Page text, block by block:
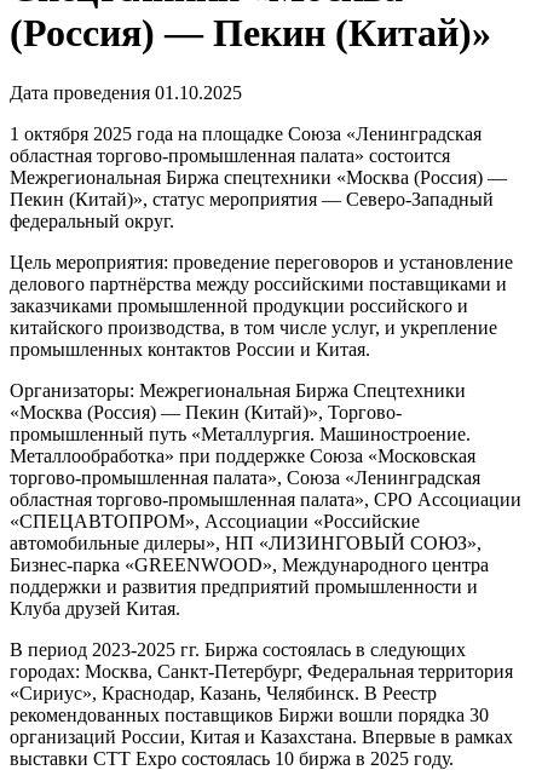
(Россия) — Пекин (Китай)»
Дата проведения 01.10.2025
1 октября 2025 года на площадке Союза «Ленинградская
областная торгово-промышленная палата» состоится
Межрегиональная Биржа спецтехники «Москва (Россия) —
Пекин (Китай)», статус мероприятия — Северо-Западный
федеральный округ.
Цель мероприятия: проведение переговоров и установление
делового партнёрства между российскими поставщиками и
заказчиками промышленной продукции российского и
китайского производства, в том числе услуг, и укрепление
промышленных контактов России и Китая.
Организаторы: Межрегиональная Биржа Спецтехники
«Москва (Россия) — Пекин (Китай)», Торгово-
промышленный путь «Металлургия. Машиностроение.
Металлообработка» при поддержке Союза «Московская
торгово-промышленная палата», Союза «Ленинградская
областная торгово-промышленная палата», СРО Ассоциации
«СПЕЦАВТОПРОМ», Ассоциации «Российские
автомобильные дилеры», НП «ЛИЗИНГОВЫЙ СОЮЗ»,
Бизнес-парка «GREENWOOD», Международного центра
поддержки и развития предприятий промышленности и
Клуба друзей Китая.
В период 2023-2025 гг. Биржа состоялась в следующих
городах: Москва, Санкт-Петербург, Федеральная территория
«Сириус», Краснодар, Казань, Челябинск. В Реестр
рекомендованных поставщиков Биржи вошли порядка 30
организаций России, Китая и Казахстана. Впервые в рамках
выставки CTT Expo состоялась 10 биржа в 2025 году.